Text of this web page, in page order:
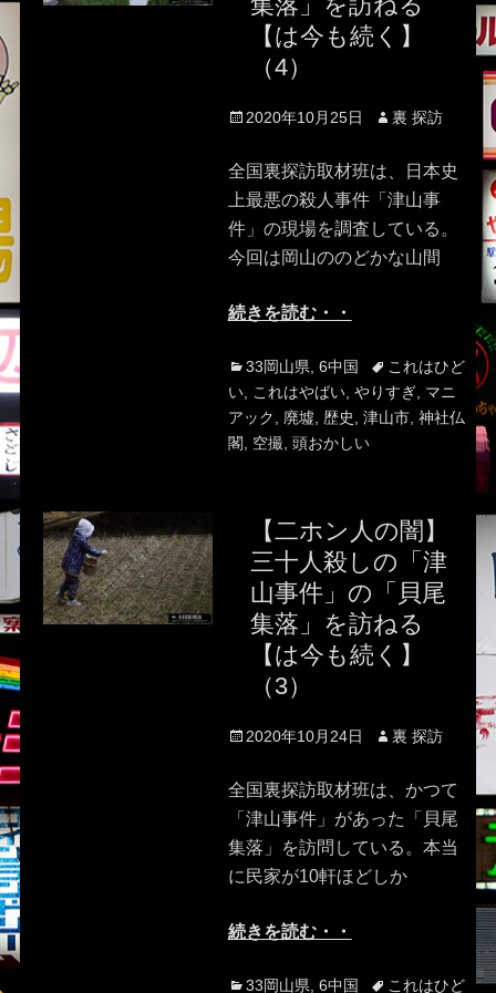
【は今も続く】
（4）
Posted
2020年10月25日 Author
裏 探訪
全国裏探訪取材班は、日本史
上最悪の殺人事件「津山事
件」の現場を調査している。
今回は岡山ののどかな山間
続きを読む・・
Categories
33岡山県 6中国 Tagsこれはひど
い, これはやばい, やりすぎ, マニ
アック
廃墟 歴史 津山市, 神社仏
閣
空撮, 頭おかしい
【二ホン人の闇】
三十人殺しの「津
山事件」の「貝尾
集落」を訪ねる
【は今も続く】
（3）
Posted
2020年10月24日 Author
裏 探訪
全国裏探訪取材班は、かつて
「津山事件」があった「貝尾
集落」を訪問している。本当
に民家が10軒ほどしか
続きを読む・・
Categories
33岡山県 6中国 Tagsこれはひど